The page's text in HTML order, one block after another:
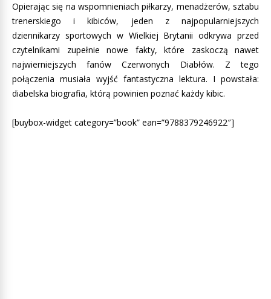
Opierając się na wspomnieniach piłkarzy, menadżerów, sztabu
trenerskiego i kibiców, jeden z najpopularniejszych
dziennikarzy sportowych w Wielkiej Brytanii odkrywa przed
czytelnikami zupełnie nowe fakty, które zaskoczą nawet
najwierniejszych fanów Czerwonych Diabłów. Z tego
połączenia musiała wyjść fantastyczna lektura. I powstała:
diabelska biografia, którą powinien poznać każdy kibic.
[buybox-widget category=”book” ean=”9788379246922″]